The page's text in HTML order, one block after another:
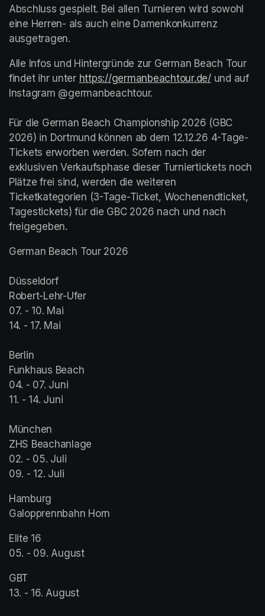
Abschluss gespielt. Bei allen Turnieren wird sowohl
eine Herren- als auch eine Damenkonkurrenz
ausgetragen.
Alle Infos und Hintergründe zur German Beach Tour
findet ihr unter https://germanbeachtour.de/(opens in
und auf
Instagram @germanbeachtour.
Für die German Beach Championship 2026 (GBC
2026) in Dortmund können ab dem 12.12.26 4-Tage-
Tickets erworben werden. Sofern nach der
exklusiven Verkaufsphase dieser Turniertickets noch
Plätze frei sind, werden die weiteren
Ticketkategorien (3-Tage-Ticket, Wochenendticket,
Tagestickets) für die GBC 2026 nach und nach
freigegeben.
German Beach Tour 2026
Düsseldorf
Robert-Lehr-Ufer
07. - 10. Mai
14. - 17. Mai
Berlin
Funkhaus Beach
04. - 07. Juni
11. - 14. Juni
München
ZHS Beachanlage
02. - 05. Juli
09. - 12. Juli
Hamburg
Galopprennbahn Horn
Elite 16
05. - 09. August
GBT
13. - 16. August